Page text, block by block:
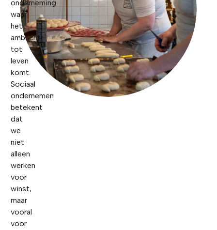
onderneming
waar
het
ambacht
tot
leven
komt.
Sociaal
ondernemen
betekent
dat
we
niet
alleen
werken
voor
winst,
maar
vooral
voor